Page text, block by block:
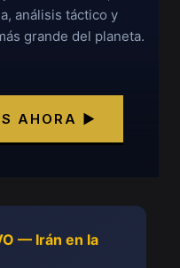
análisis táctico y
grande del planeta.
AHORA ▶
— Irán en la